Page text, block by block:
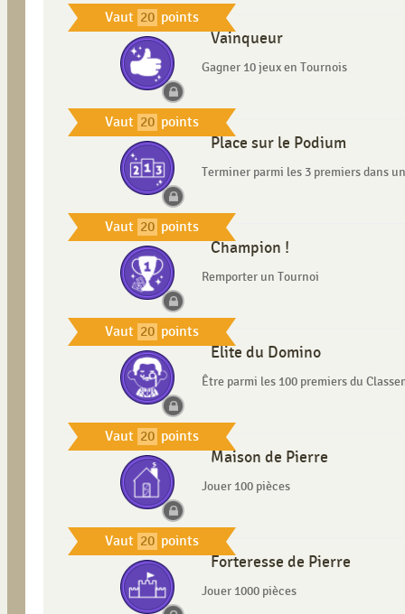
Vaut 20 points
Vaut 20 points
Vainqueur
Gagner 10 jeux en Tournois
Vaut 20 points
Place sur le Podium
Terminer parmi les 3 premiers dans
Vaut 20 points
Champion !
Remporter un Tournoi
Vaut 20 points
Élite du Domino
Être parmi les 100 premiers du
Vaut 20 points
Maison de Pierre
Jouer 100 pièces
Forteresse de Pierre
Jouer 1000 pièces